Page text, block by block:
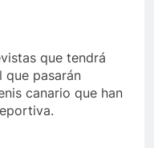
que tendrá
que pasarán
canario que han